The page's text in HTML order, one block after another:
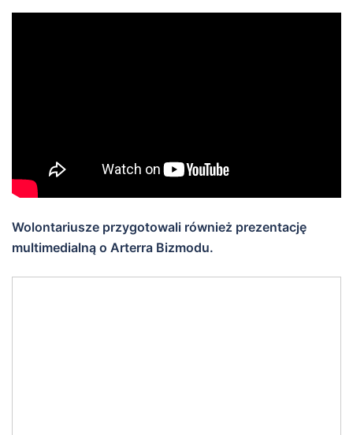
Wolontariusze przygotowali również prezentację
multimedialną o Arterra Bizmodu.